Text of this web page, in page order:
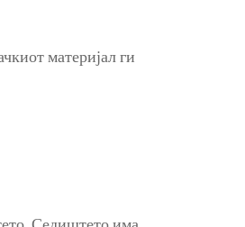
материјал ги